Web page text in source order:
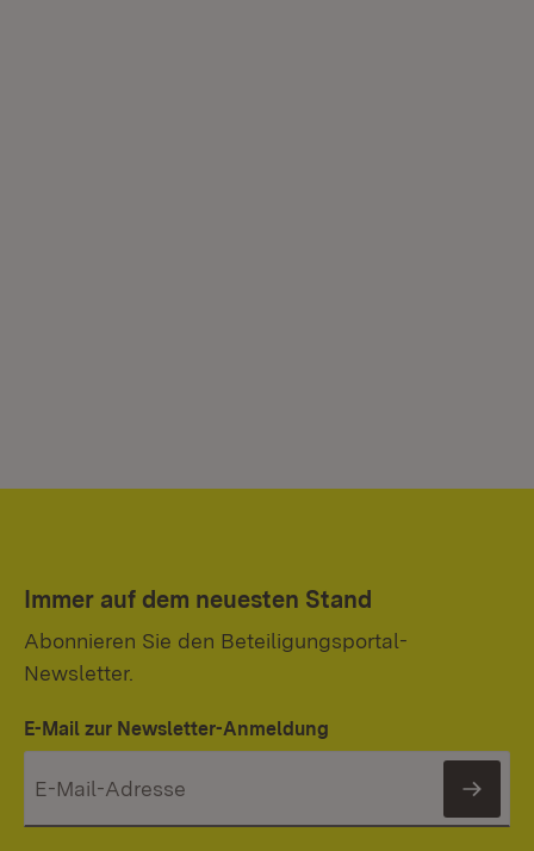
Immer auf dem neuesten Stand
Abonnieren Sie den Beteiligungsportal-
Newsletter.
E-Mail zur Newsletter-Anmeldung